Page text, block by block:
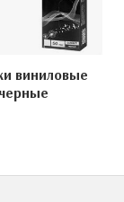
виниловые